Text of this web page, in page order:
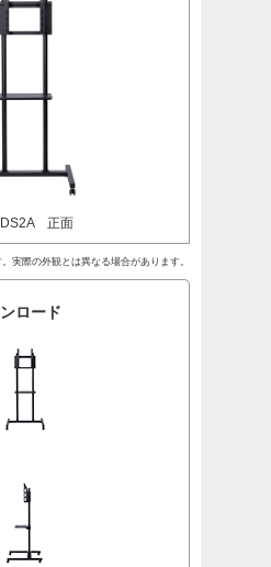
DS2A 正面
実際の外観とは異なる場合があります。
ロード